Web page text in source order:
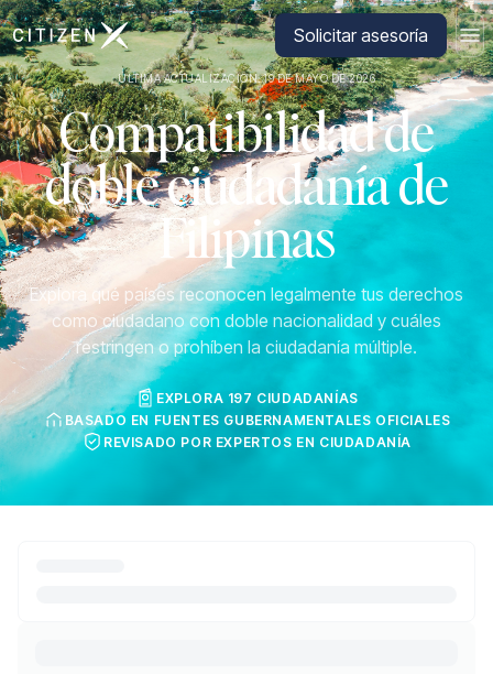
Ir a la página principal de CitizenX Solicitar asesoría
ÚLTIMA ACTUALIZACIÓN: 19 DE MAYO DE 2026
Compatibilidad de
doble ciudadanía de
Filipinas
Explora qué países reconocen legalmente tus derechos
como ciudadano con doble nacionalidad y cuáles
restringen o prohíben la ciudadanía múltiple.
EXPLORA 197 CIUDADANÍAS
BASADO EN FUENTES GUBERNAMENTALES OFICIALES
REVISADO POR EXPERTOS EN CIUDADANÍA